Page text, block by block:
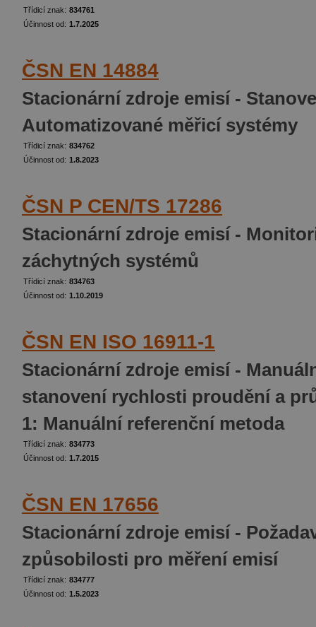
Třídicí znak: 834761
Účinnost od: 1.7.2025
ČSN EN 14884
Stacionární zdroje emisí -
Automatizované měřicí systémy
Třídicí znak: 834762
Účinnost od: 1.8.2023
ČSN P CEN/TS 17286
Stacionární zdroje emisí -
záchytných systémů
Třídicí znak: 834763
Účinnost od: 1.10.2019
ČSN EN ISO 16911-1
Stacionární zdroje emisí -
stanovení rychlosti proudění a
1: Manuální referenční metoda
Třídicí znak: 834773
Účinnost od: 1.7.2015
ČSN EN 17656
Stacionární zdroje emisí -
způsobilosti pro měření emisí
Třídicí znak: 834777
Účinnost od: 1.5.2023